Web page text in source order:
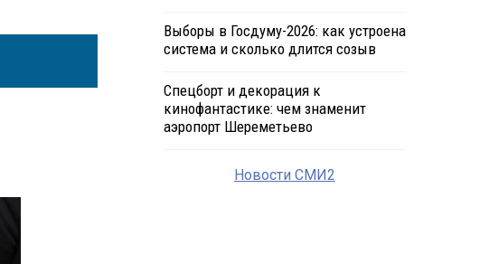
Выборы в Госдуму-2026: как устроена
система и сколько длится созыв
Спецборт и декорация к
кинофантастике: чем знаменит
аэропорт Шереметьево
Новости СМИ2